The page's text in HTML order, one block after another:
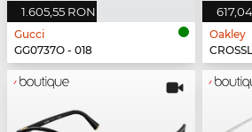
1.605,55 RON
Gucci
GG0737O - 018
Oakley